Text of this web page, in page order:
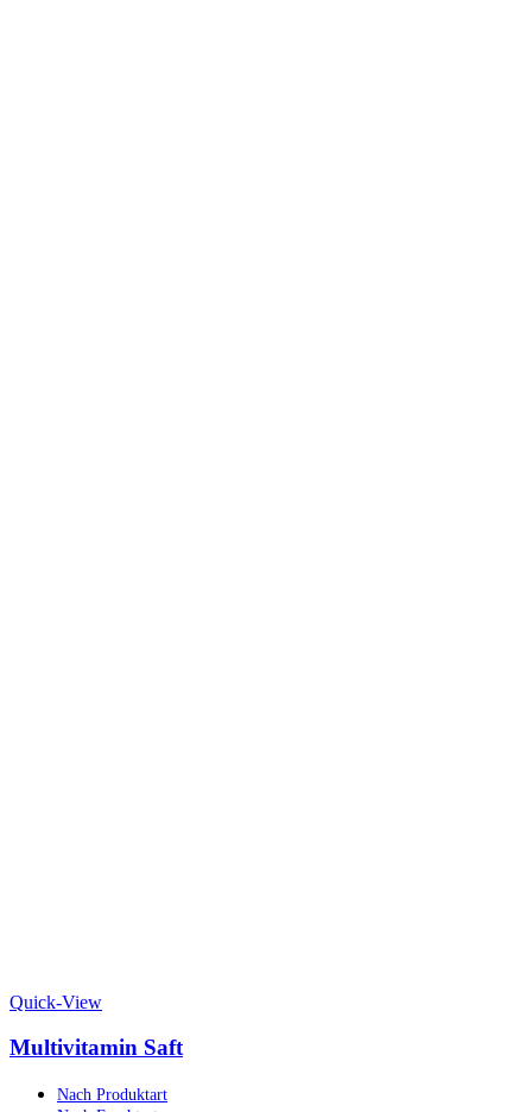
Quick-View
Multivitamin Saft
Nach Produktart